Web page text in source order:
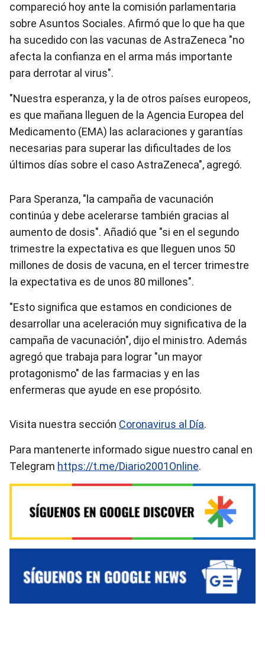
compareció hoy ante la comisión parlamentaria
sobre Asuntos Sociales. Afirmó que lo que ha que
ha sucedido con las vacunas de AstraZeneca "no
afecta la confianza en el arma más importante
para derrotar al virus".
"Nuestra esperanza, y la de otros países europeos,
es que mañana lleguen de la Agencia Europea del
Medicamento (EMA) las aclaraciones y garantías
necesarias para superar las dificultades de los
últimos días sobre el caso AstraZeneca", agregó.
Para Speranza, "la campaña de vacunación
continúa y debe acelerarse también gracias al
aumento de dosis". Añadió que "si en el segundo
trimestre la expectativa es que lleguen unos 50
millones de dosis de vacuna, en el tercer trimestre
la expectativa es de unos 80 millones".
"Esto significa que estamos en condiciones de
desarrollar una aceleración muy significativa de la
campaña de vacunación", dijo el ministro. Además
agregó que trabaja para lograr "un mayor
protagonismo" de las farmacias y en las
enfermeras que ayude en ese propósito.
Visita nuestra sección Coronavirus al Día.
Para mantenerte informado sigue nuestro canal en
Telegram https://t.me/Diario2001Online.